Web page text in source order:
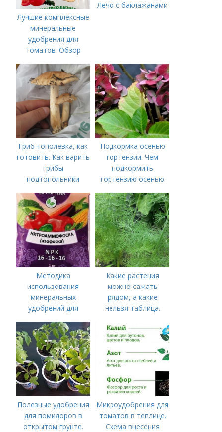
Лучшие комплексные
минеральные
удобрения для
томатов. Обзор
удобрений для
томатов: правила
внесения в почву
Лечо с баклажанами
Гриб тополевка, как
готовить. Как варить
грибы
подтопольники
Подкормка осенью
гортензии. Чем
подкормить
гортензию осенью
Методика
использования
минеральных
удобрений для
Минеральное
питание
Какие растения
можно сажать
рядом, а какие
нельзя таблица.
Полезные удобрения
для помидоров в
открытом грунте.
Микроудобрения для
томатов в теплице.
Схема внесения